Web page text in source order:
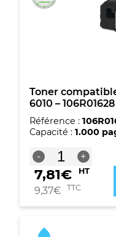
106R01629
Toner
6010 –
Référence :
Capacité : 1.000
-
quantité
de
Toner
compatible
Phaser
/
+
7,81€ HT
9,37€ TTC